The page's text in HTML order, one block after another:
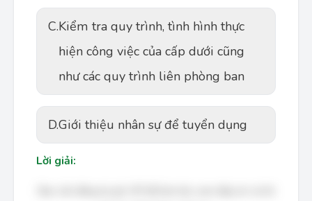
C.Kiểm tra quy trình, tình hình thực
hiện công việc của cấp dưới cũng
như các quy trình liên phòng ban
D.Giới thiệu nhân sự để tuyển dụng
Lời giải: